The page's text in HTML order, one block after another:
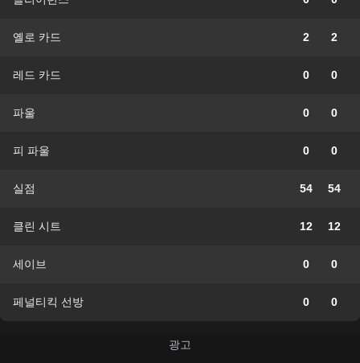
옐로 카드 2 2
레드 카드 0 0
파울 0 0
피 파울 0 0
실점 54 54
클린 시트 12 12
세이브 0 0
페널티킥 선방 0 0